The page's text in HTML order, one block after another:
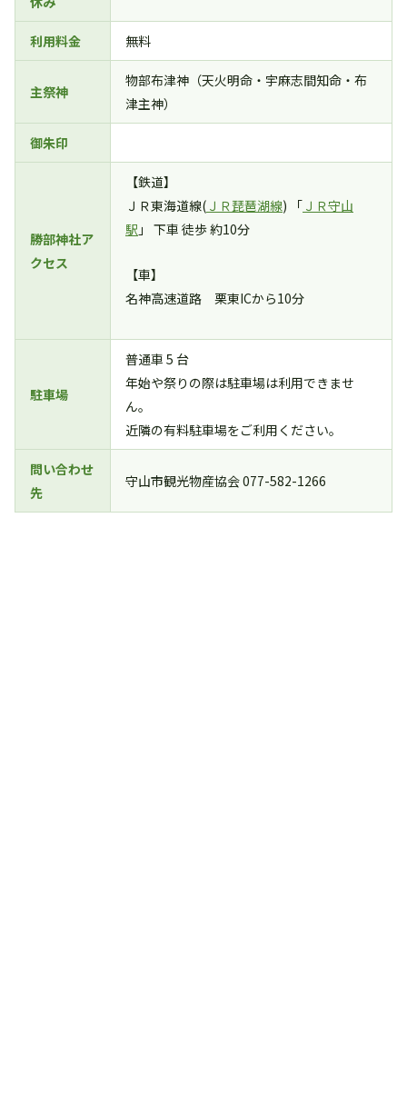
利用料金 無料
主祭神
物部布津神（天火明命・宇麻志間知命・布
津主神）
御朱印
勝部神社ア
クセス
【鉄道】
ＪＲ東海道線( ＪＲ琵琶湖線) 「 ＪＲ守山
駅 」 下車 徒歩 約10分
【車】
名神高速道路 栗東ICから10分
駐車場
普通車 5 台
年始や祭りの際は駐車場は利用できませ
ん。
近隣の有料駐車場をご利用ください。
問い合わせ
先
守山市観光物産協会 077-582-1266